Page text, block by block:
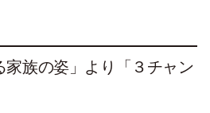
族の姿」より「３チャン